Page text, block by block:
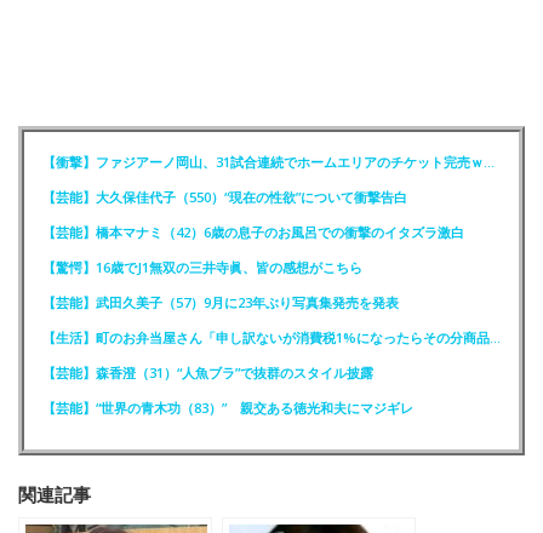
【衝撃】ファジアーノ岡山、31試合連続でホームエリアのチケット完売ｗｗｗｗ
【芸能】大久保佳代子（550）“現在の性欲”について衝撃告白
【芸能】橋本マナミ（42）6歳の息子のお風呂での衝撃のイタズラ激白
【驚愕】16歳でJ1無双の三井寺眞、皆の感想がこちら
【芸能】武田久美子（57）9月に23年ぶり写真集発売を発表
【生活】町のお弁当屋さん「申し訳ないが消費税1%になったらその分商品代を値上げするわ」
【芸能】森香澄（31）“人魚ブラ”で抜群のスタイル披露
【芸能】“世界の青木功（83）” 親交ある徳光和夫にマジギレ
関連記事